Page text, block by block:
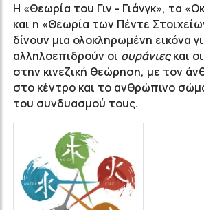
Η «Θεωρία του Γιν - Γιάνγκ», τα
και η «Θεωρία των Πέντε
δίνουν μια ολοκληρωμένη εικόνα
αλληλοεπιδρούν οι ουράνιεςκαι οι
στην κινεζική θεώρηση, με τον
στο κέντρο και το ανθρώπινο
του συνδυασμού τους.